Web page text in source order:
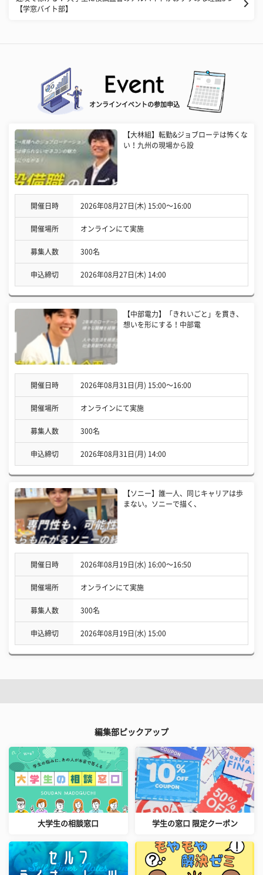
【学窓バイト部】
オンラインイベントの参加申込
【大林組】転勤&ジョブローテは怖くな
い！九州の現場から設
開催日時 2026年08月27日(木) 15:00〜16:00
開催場所 オンラインにて実施
募集人数 300名
申込締切 2026年08月27日(木) 14:00
【中部電力】「きれいごと」を貫き、
想いを形にする！中部電
開催日時 2026年08月31日(月) 15:00〜16:00
開催場所 オンラインにて実施
募集人数 300名
申込締切 2026年08月31日(月) 14:00
【ソニー】誰一人、同じキャリアは歩
まない。ソニーで描く、
開催日時 2026年08月19日(水) 16:00〜16:50
開催場所 オンラインにて実施
募集人数 300名
申込締切 2026年08月19日(水) 15:00
編集部ピックアップ
大学生の相談窓口 学生の窓口 限定クーポン